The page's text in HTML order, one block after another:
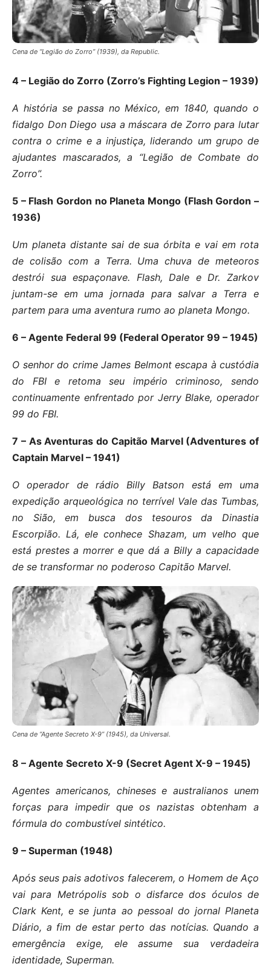
Cena de “Legião do Zorro” (1939), da Republic.
4 – Legião do Zorro (Zorro’s Fighting Legion – 1939)
A história se passa no México, em 1840, quando o
fidalgo Don Diego usa a máscara de Zorro para lutar
contra o crime e a injustiça, liderando um grupo de
ajudantes mascarados, a “Legião de Combate do
Zorro”.
5 – Flash Gordon no Planeta Mongo (Flash Gordon –
1936)
Um planeta distante sai de sua órbita e vai em rota
de colisão com a Terra. Uma chuva de meteoros
destrói sua espaçonave. Flash, Dale e Dr. Zarkov
juntam-se em uma jornada para salvar a Terra e
partem para uma aventura rumo ao planeta Mongo.
6 – Agente Federal 99 (Federal Operator 99 – 1945)
O senhor do crime James Belmont escapa à custódia
do FBI e retoma seu império criminoso, sendo
continuamente enfrentado por Jerry Blake, operador
99 do FBI.
7 – As Aventuras do Capitão Marvel (Adventures of
Captain Marvel – 1941)
O operador de rádio Billy Batson está em uma
expedição arqueológica no terrível Vale das Tumbas,
no Sião, em busca dos tesouros da Dinastia
Escorpião. Lá, ele conhece Shazam, um velho que
está prestes a morrer e que dá a Billy a capacidade
de se transformar no poderoso Capitão Marvel.
Cena de “Agente Secreto X-9” (1945), da Universal.
8 – Agente Secreto X-9 (Secret Agent X-9 – 1945)
Agentes americanos, chineses e australianos unem
forças para impedir que os nazistas obtenham a
fórmula do combustível sintético.
9 – Superman (1948)
Após seus pais adotivos falecerem, o Homem de Aço
vai para Metrópolis sob o disfarce dos óculos de
Clark Kent, e se junta ao pessoal do jornal Planeta
Diário, a fim de estar perto das notícias. Quando a
emergência exige, ele assume sua verdadeira
identidade, Superman.